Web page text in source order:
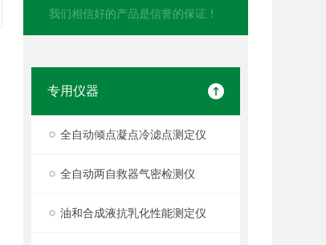
我们相信好的产品是信誉的保证！
专用仪器
全自动倾点凝点冷滤点测定仪
全自动两自救器气密检测仪
油和合成液抗乳化性能测定仪